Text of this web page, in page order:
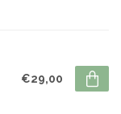
€29,00